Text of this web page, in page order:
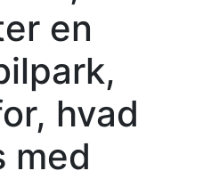
en
hvad
med